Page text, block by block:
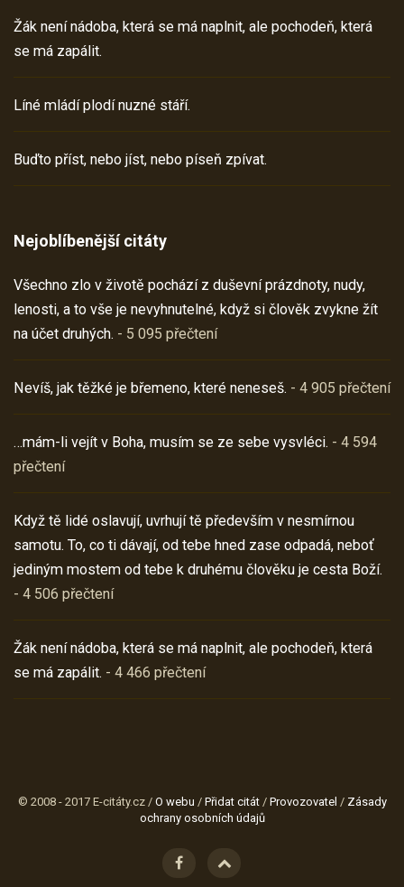
Žák není nádoba, která se má naplnit, ale pochodeň, která
se má zapálit.
Líné mládí plodí nuzné stáří.
Buďto příst, nebo jíst, nebo píseň zpívat.
Nejoblíbenější citáty
Všechno zlo v životě pochází z duševní prázdnoty, nudy,
lenosti, a to vše je nevyhnutelné, když si člověk zvykne žít
na účet druhých. - 5 095 přečtení
Nevíš, jak těžké je břemeno, které neneseš. - 4 905 přečtení
…mám-li vejít v Boha, musím se ze sebe vysvléci. - 4 594
přečtení
Když tě lidé oslavují, uvrhují tě především v nesmírnou
samotu. To, co ti dávají, od tebe hned zase odpadá, neboť
jediným mostem od tebe k druhému člověku je cesta Boží.
- 4 506 přečtení
Žák není nádoba, která se má naplnit, ale pochodeň, která
se má zapálit. - 4 466 přečtení
© 2008 - 2017 E-citáty.cz / O webu / Přidat citát/ Provozovatel / Zásady
ochrany osobních údajů